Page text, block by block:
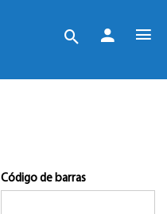
Código de barras